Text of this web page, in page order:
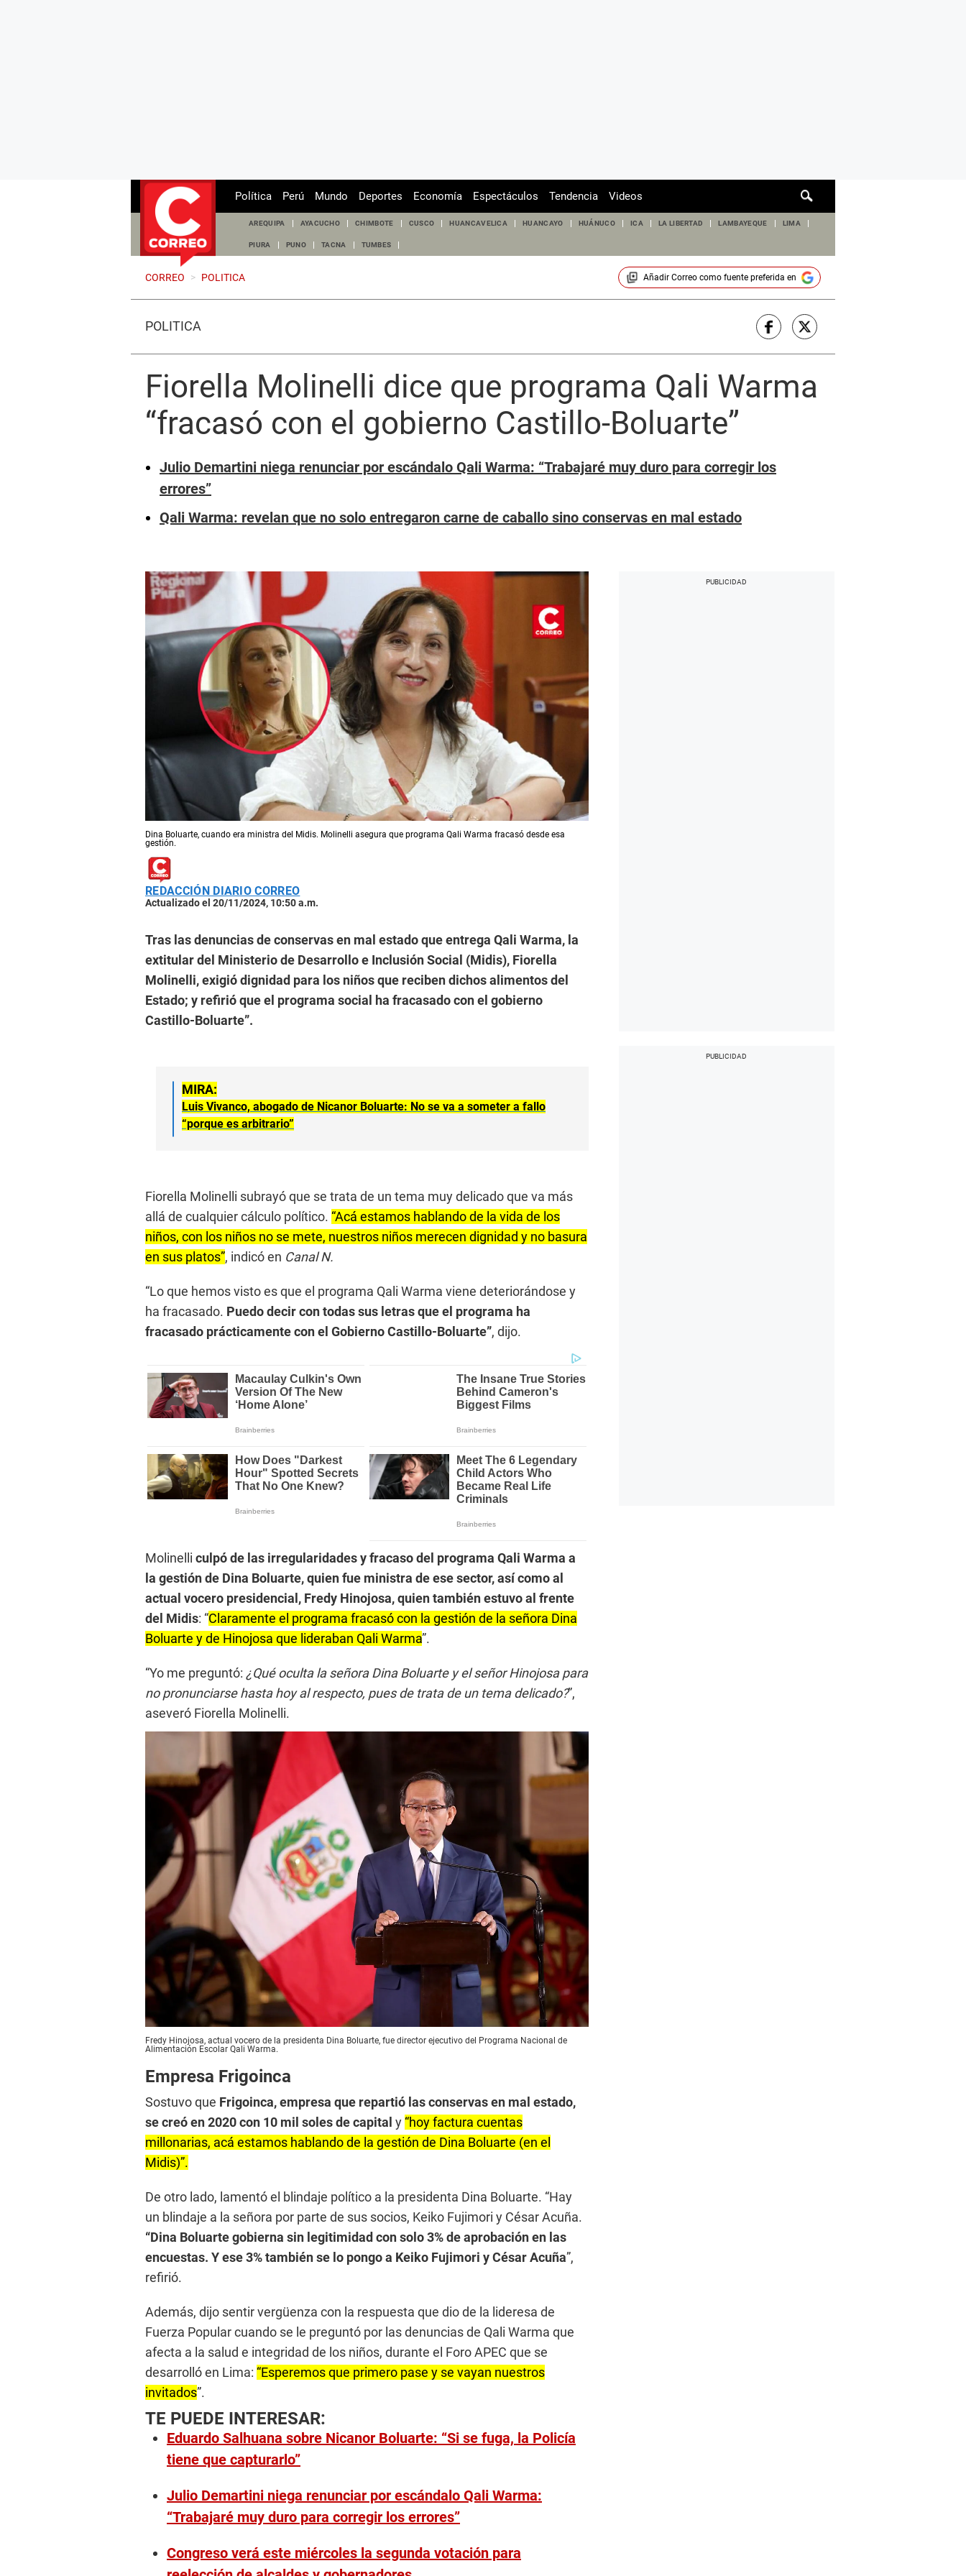
de
Política Perú Mundo Deportes Economía Espectáculos Tendencia Videos
AREQUIPA AYACUCHO CHIMBOTE CUSCO HUANCAVELICA HUANCAYO HUÁNUCO ICA LA LIBERTAD LAMBAYEQUE LIMA
PIURA PUNO TACNA TUMBES
CORREO > POLITICA Añadir Correocomo fuente preferida en
POLÍTICA
Fiorella Molinelli dice que programa Qali Warma
“fracasó con el gobierno Castillo-Boluarte”
Julio Demartini niega renunciar por escándalo Qali Warma: “Trabajaré muy duro para corregir los
errores”
Qali Warma: revelan que no solo entregaron carne de caballo sino conservas en mal estado
Dina Boluarte, cuando era ministra del Midis. Molinelli asegura que programa Qali Warma fracasó desde esa
gestión.
REDACCIÓN DIARIO CORREO
Actualizado el 20/11/2024, 10:50 a.m.
Tras las denuncias de conservas en mal estado que entrega Qali Warma, la
extitular del Ministerio de Desarrollo e Inclusión Social (Midis), Fiorella
Molinelli, exigió dignidad para los niños que reciben dichos alimentos del
Estado; y refirió que el programa social ha fracasado con el gobierno
Castillo-Boluarte”.
MIRA:
Luis Vivanco, abogado de Nicanor Boluarte: No se va a someter a fallo
“porque es arbitrario”
Fiorella Molinelli subrayó que se trata de un tema muy delicado que va más
allá de cualquier cálculo político. “Acá estamos hablando de la vida de los
niños, con los niños no se mete, nuestros niños merecen dignidad y no basura
en sus platos”, indicó en Canal N.
“Lo que hemos visto es que el programa Qali Warma viene deteriorándose y
ha fracasado. Puedo decir con todas sus letras que el programa ha
fracasado prácticamente con el Gobierno Castillo-Boluarte”, dijo.
Molinelli culpó de las irregularidades y fracaso del programa Qali Warma a
la gestión de Dina Boluarte, quien fue ministra de ese sector, así como al
actual vocero presidencial, Fredy Hinojosa, quien también estuvo al frente
del Midis: “Claramente el programa fracasó con la gestión de la señora Dina
Boluarte y de Hinojosa que lideraban Qali Warma”.
“Yo me preguntó: ¿Qué oculta la señora Dina Boluarte y el señor Hinojosa para
no pronunciarse hasta hoy al respecto, pues de trata de un tema delicado?”,
aseveró Fiorella Molinelli.
Fredy Hinojosa, actual vocero de la presidenta Dina Boluarte, fue director ejecutivo del Programa Nacional de
Alimentación Escolar Qali Warma.
Empresa Frigoinca
Sostuvo que Frigoinca, empresa que repartió las conservas en mal estado,
se creó en 2020 con 10 mil soles de capital y “hoy factura cuentas
millonarias, acá estamos hablando de la gestión de Dina Boluarte (en el
Midis)”.
De otro lado, lamentó el blindaje político a la presidenta Dina Boluarte. “Hay
un blindaje a la señora por parte de sus socios, Keiko Fujimori y César Acuña.
“Dina Boluarte gobierna sin legitimidad con solo 3% de aprobación en las
encuestas. Y ese 3% también se lo pongo a Keiko Fujimori y César Acuña”,
refirió.
Además, dijo sentir vergüenza con la respuesta que dio de la lideresa de
Fuerza Popular cuando se le preguntó por las denuncias de Qali Warma que
afecta a la salud e integridad de los niños, durante el Foro APEC que se
desarrolló en Lima: “Esperemos que primero pase y se vayan nuestros
invitados”.
TE PUEDE INTERESAR:
Eduardo Salhuana sobre Nicanor Boluarte: “Si se fuga, la Policía
tiene que capturarlo”
Julio Demartini niega renunciar por escándalo Qali Warma:
“Trabajaré muy duro para corregir los errores”
Congreso verá este miércoles la segunda votación para